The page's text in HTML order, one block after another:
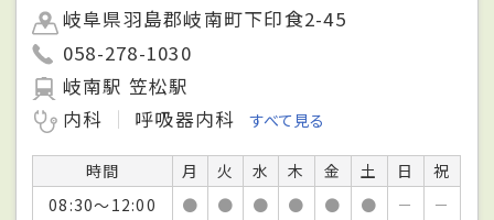
岐阜県羽島郡岐南町下印食2-45
058-278-1030
岐南駅 笠松駅
内科
呼吸器内科 すべて見る
時間 月 火 水 木 金 土 日
祝
08:30～12:00
● ● ● ● ● ● －
－